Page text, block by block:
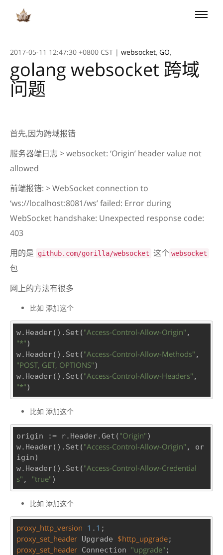
Toggle
2017-05-11 12:47:30 +0800 CST | websocket, GO,
golang websocket 跨域
问题
首先,因为跨域报错
服务器端日志 > websocket: ‘Origin’ header value not
allowed
前端报错: > WebSocket connection to
‘ws://localhost:8081/ws’ failed: Error during
WebSocket handshake: Unexpected response code:
403
用的是
github.com/gorilla/websocket 这个 websocket
包
网上的方法有很多
比如 添加这个
w.Header().Set("Access-Control-Allow-Origin"
"*")
w.Header().Set("Access-Control-Allow-Methods"
"POST, GET, OPTIONS")
w.Header().Set("Access-Control-Allow-Headers"
"*"
比如 添加这个
origin := r.Header.Get("Origin")
w.Header().Set("Access-Control-Allow-Origin" , or
igin)
w.Header().Set("Access-Control-Allow-Credential
s" , "true"
比如 添加这个
proxy_http_version 1 . 1
proxy_set_header Upgrade $http_upgrade
proxy_set_header Connection "upgrade"